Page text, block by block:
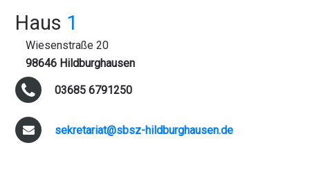
Haus 1
Wiesenstraße 20
98646 Hildburghausen
03685 6791250
sekretariat@sbsz-hildburghausen.de